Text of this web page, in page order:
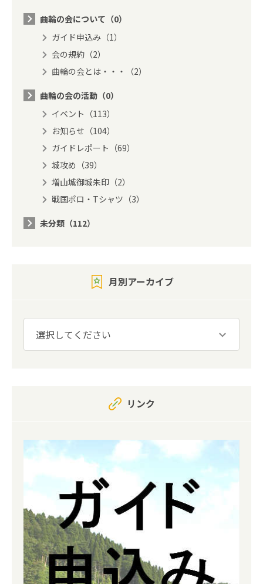
曲輪の会について（0）
ガイド申込み（1）
会の規約（2）
曲輪の会とは・・・（2）
曲輪の会の活動（0）
イベント（113）
お知らせ（104）
ガイドレポート（69）
城攻め（39）
増山城御城朱印（2）
戦国ポロ・Tシャツ（3）
未分類（112）
月別アーカイブ
リンク